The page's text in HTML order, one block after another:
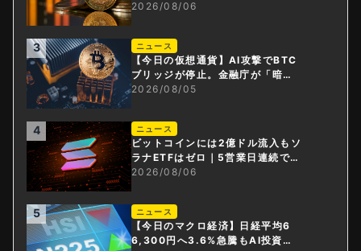
ドル減
2026/08/06
3 ニュース
【今日の仮想通貨】AI攻撃でBTC
ブリッジが停止。金融庁が「暗号
資産・ステーブルコイン課」新設
2026/08/05
4 ニュース
ビットコインには2億ドル流入もソ
ラナETFはゼロ｜5営業日連続で停
止
2026/08/06
5 ニュース
【今日のマクロ経済】日経平均6
6,300円へ3.6%急騰もAI投資回